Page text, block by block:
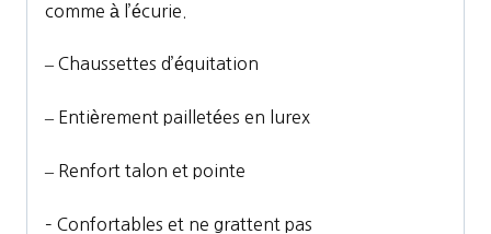
comme à l’écurie.
– Chaussettes d’équitation
– Entièrement pailletées en lurex
– Renfort talon et pointe
– Confortables et ne grattent pas